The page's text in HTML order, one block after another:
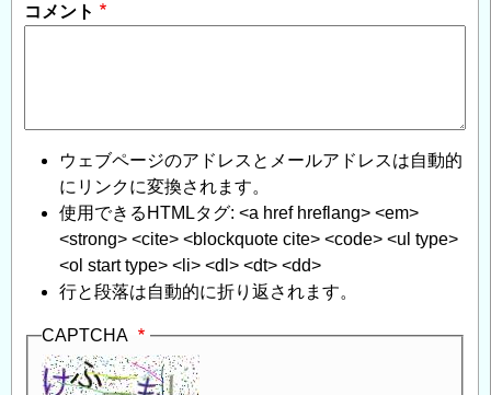
杭
シ
ン
グ
工
法
に
つ
い
て」
コメント
ウェブページのアドレスとメールアドレスは自動的
にリンクに変換されます。
使用できるHTMLタグ: <a href hreflang> <em>
<strong> <cite> <blockquote cite> <code> <ul type>
<ol start type> <li> <dl> <dt> <dd>
行と段落は自動的に折り返されます。
CAPTCHA